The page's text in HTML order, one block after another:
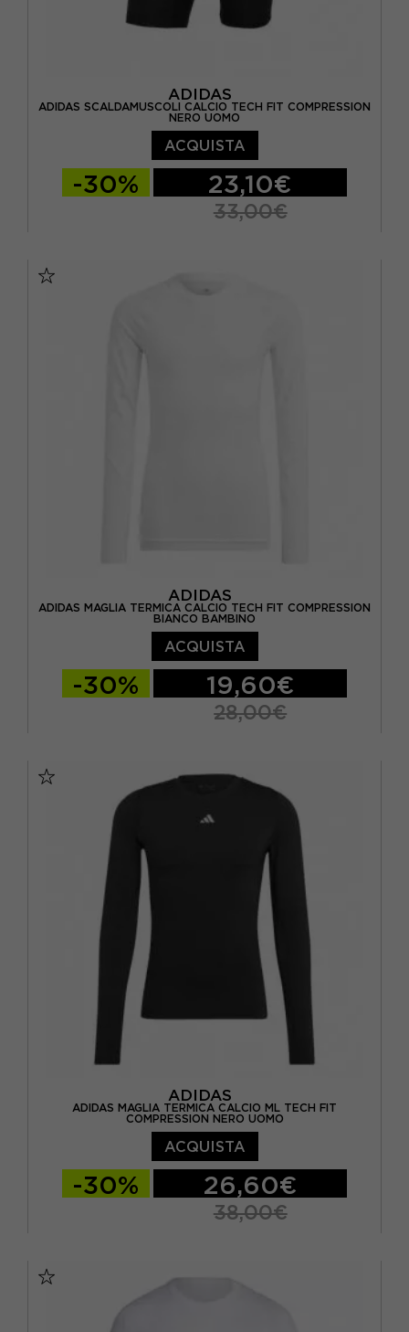
ADIDAS
ADIDAS SCALDAMUSCOLI CALCIO TECH FIT COMPRESSION
NERO UOMO
ACQUISTA
-30% 23,10€
33,00€
ADIDAS
ADIDAS MAGLIA TERMICA CALCIO TECH FIT COMPRESSION
BIANCO BAMBINO
9-10 ANNI
ACQUISTA
-30% 19,60€
28,00€
ADIDAS
ADIDAS MAGLIA TERMICA CALCIO ML TECH FIT
COMPRESSION NERO UOMO
ACQUISTA
-30% 26,60€
38,00€